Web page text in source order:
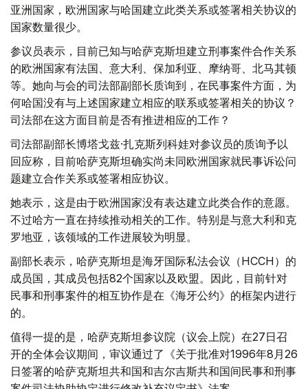
亚洲国家，欧洲国家与哈国建立此类关系或签署相关协议的
国家数量很少。
参议员表示，目前已知与哈萨克斯坦建立刑事案件合作关系
的欧洲国家有法国、意大利、保加利亚、摩纳哥、北马其顿
等。她向与会的司法部副部长质询到，在民事案件方面，为
何哈国没有与上述国家建立相应的联系或签署相关的协议？
司法部在这方面目前是否有推进相应的工作？
司法部副部长博塔戈兹·扎克斯列科娃对参议员的质询予以
回应称，目前哈萨克斯坦确实尚未同欧洲国家就民事诉讼问
题建立合作关系或签署相应协议。
她表示，这是由于欧洲国家没有表达建立此类合作的意愿。
不过哈方一直在持续推动相关的工作。特别是与意大利和克
罗地亚，该领域的工作进展较为明显。
副部长表示，哈萨克斯坦是海牙国际私法会议（HCCH）的
成员国，其成员包括82个国家以及欧盟。因此，目前针对
民事和刑事案件的相互协作是在《海牙公约》的框架内进行
的。
值得一提的是，哈萨克斯坦参议院（议会上院）在27日召
开的全体会议期间，审议通过了《关于批准对1996年8月26
日签署的哈萨克斯坦共和国和吉尔吉斯共和国间民事和刑事